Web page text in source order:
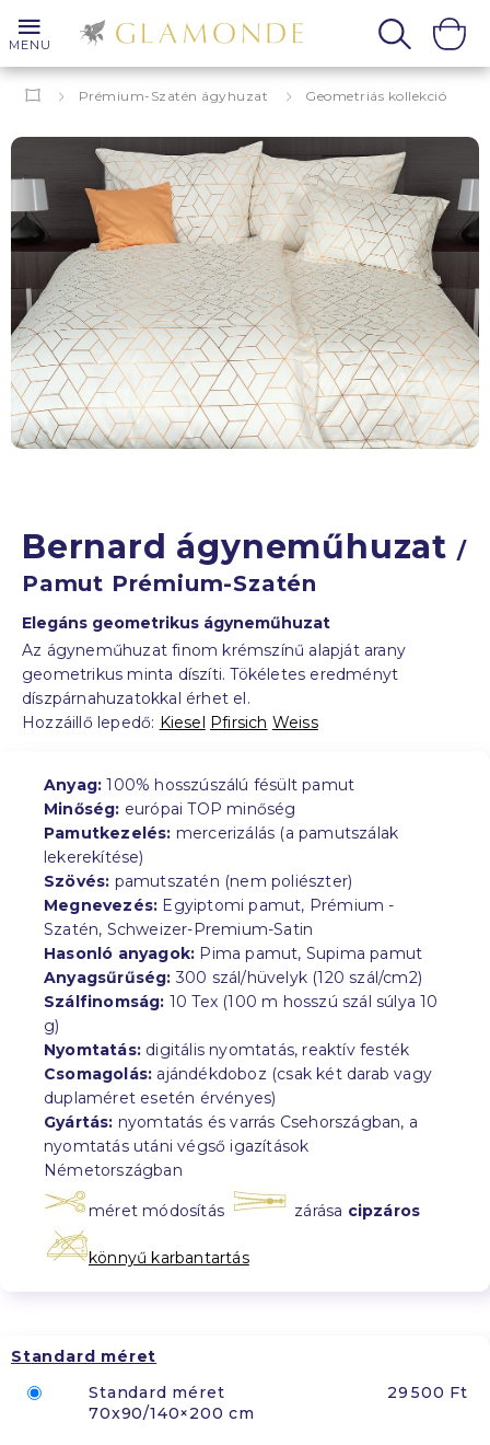
MENU
Prémium-Szatén ágyhuzat Geometriás kollekció
Grafika Bernard
Bernard ágyneműhuzat /
Pamut Prémium-Szatén
Elegáns geometrikus ágyneműhuzat
Az ágyneműhuzat finom krémszínű alapját arany
geometrikus minta díszíti. Tökéletes eredményt
díszpárnahuzatokkal érhet el.
Hozzáillő lepedő: Kiesel Pfirsich Weiss
Anyag: 100% hosszúszálú fésült pamut
Minőség: európai TOP minőség
Pamutkezelés: mercerizálás (a pamutszálak
lekerekítése)
Szövés: pamutszatén (nem poliészter)
Megnevezés: Egyiptomi pamut, Prémium -
Szatén, Schweizer-Premium-Satin
Hasonló anyagok: Pima pamut, Supima pamut
Anyagsűrűség: 300 szál/hüvelyk (120 szál/cm2)
Szálfinomság: 10 Tex (100 m hosszú szál súlya 10
g)
Nyomtatás: digitális nyomtatás, reaktív festék
Csomagolás: ajándékdoboz (csak két darab vagy
duplaméret esetén érvényes)
Gyártás: nyomtatás és varrás Csehországban, a
nyomtatás utáni végső igazítások
Németországban
méret módosítás zárása cipzáros
könnyű karbantartás
Standard méret
Standard méret
70x90/140×200 cm
29 500 Ft